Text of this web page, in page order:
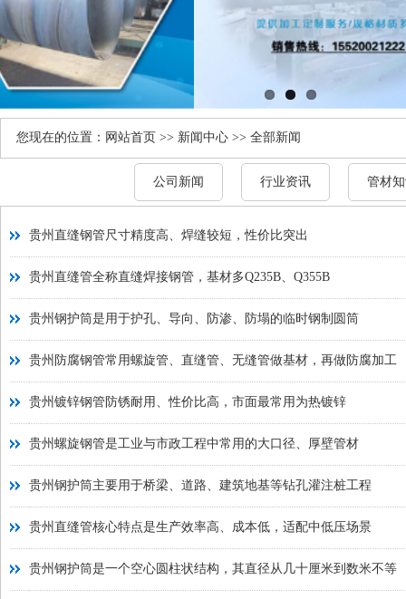
您现在的位置： 网站首页 >> 新闻中心 >> 全部新闻
公司新闻 行业资讯 管材
贵州直缝钢管尺寸精度高、焊缝较短，性价比突出
贵州直缝管全称直缝焊接钢管，基材多Q235B、Q355B
贵州钢护筒是用于护孔、导向、防渗、防塌的临时钢制圆筒
贵州防腐钢管常用螺旋管、直缝管、无缝管做基材，再做防腐加工
贵州镀锌钢管防锈耐用、性价比高，市面最常用为热镀锌
贵州螺旋钢管是工业与市政工程中常用的大口径、厚壁管材
贵州钢护筒主要用于桥梁、道路、建筑地基等钻孔灌注桩工程
贵州直缝管核心特点是生产效率高、成本低，适配中低压场景
贵州钢护筒是一个空心圆柱状结构，其直径从几十厘米到数米不等